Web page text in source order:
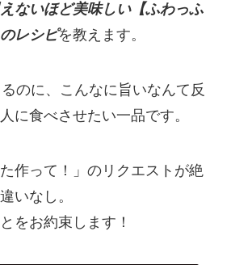
ないほど美味しい【ふわっふ
レシピを教えます。
のに、こんなに旨いなんて反
に食べさせたい一品です。
作って！」のリクエストが絶
いなし。
をお約束します！